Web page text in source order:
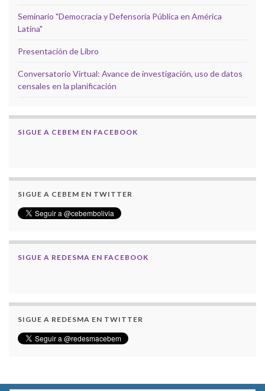
Seminario "Democracia y Defensoría Pública en América
Latina"
Presentación de Libro
Conversatorio Virtual: Avance de investigación, uso de datos
censales en la planificación
SIGUE A CEBEM EN FACEBOOK
SIGUE A CEBEM EN TWITTER
SIGUE A REDESMA EN FACEBOOK
SIGUE A REDESMA EN TWITTER